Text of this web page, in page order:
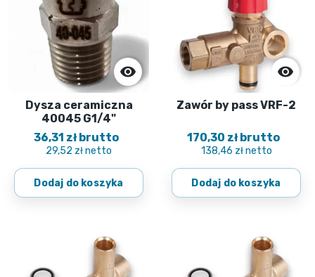

Dysza ceramiczna
40045 G1/4"
36,31 zł brutto
29,52 zł netto
Dodaj do koszyka

Zawór by pass VRF-2
170,30 zł brutto
138,46 zł netto
Dodaj do koszyka